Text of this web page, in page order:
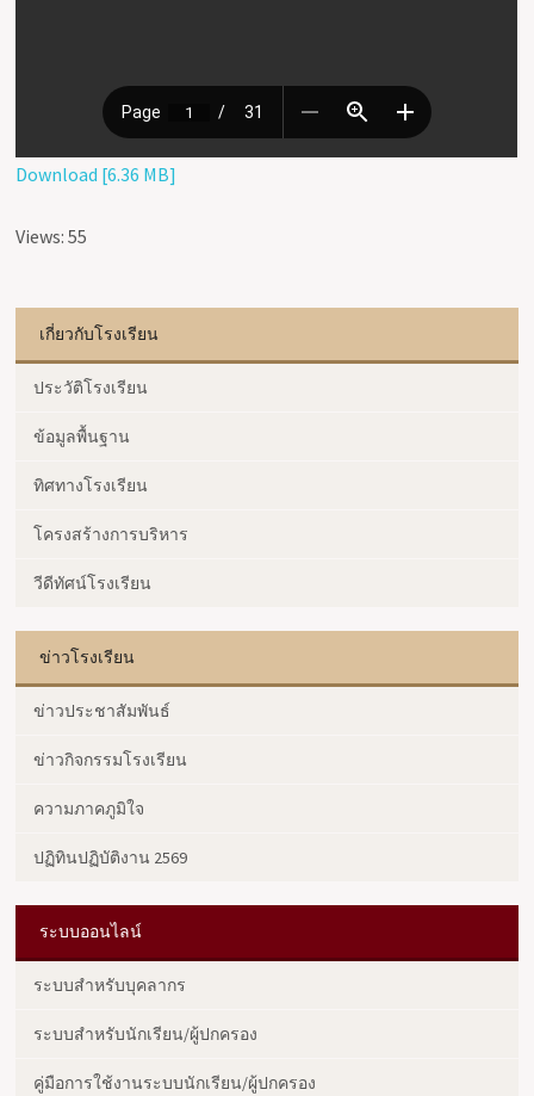
Download [6.36 MB]
Views: 55
เกี่ยวกับโรงเรียน
ประวัติโรงเรียน
ข้อมูลพื้นฐาน
ทิศทางโรงเรียน
โครงสร้างการบริหาร
วีดีทัศน์โรงเรียน
ข่าวโรงเรียน
ข่าวประชาสัมพันธ์
ข่าวกิจกรรมโรงเรียน
ความภาคภูมิใจ
ปฏิทินปฏิบัติงาน 2569
ระบบออนไลน์
ระบบสำหรับบุคลากร
ระบบสำหรับนักเรียน/ผู้ปกครอง
คู่มือการใช้งานระบบนักเรียน/ผู้ปกครอง